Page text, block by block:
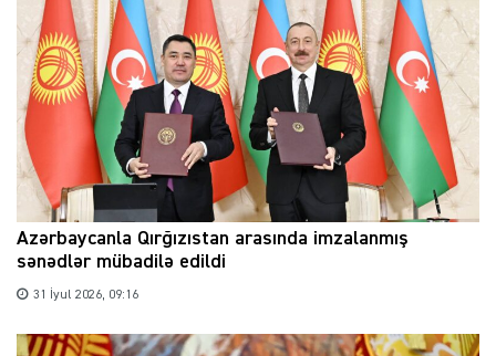
Azərbaycanla Qırğızıstan arasında imzalanmış
sənədlər mübadilə edildi
31 İyul 2026, 09:16